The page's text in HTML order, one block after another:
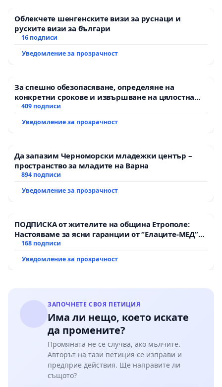
Облекчете шенгенските визи за руснаци и
руските визи за българи
16 подписи
Уведомление за прозрачност
За спешно обезопасяване, определяне на
конкретни срокове и извършване на цялостна
рехабилитация на републиканския път между
Мирово - к.к. Момин проход
409 подписи
Уведомление за прозрачност
Да запазим Черноморски младежки център –
пространство за младите на Варна
894 подписи
Уведомление за прозрачност
ПОДПИСКА от жителите на община Етрополе:
Настояваме за ясни гаранции от “Елаците-МЕД”
АД и от държавата, че ще се изпълнят всички
168 подписи
Уведомление за прозрачност
ЗАПОЧНЕТЕ СВОЯ ПЕТИЦИЯ
Има ли нещо, което искате
да промените?
Промяната не се случва, ако мълчите.
Авторът на тази петиция се изправи и
предприе действия. Ще направите ли
същото?